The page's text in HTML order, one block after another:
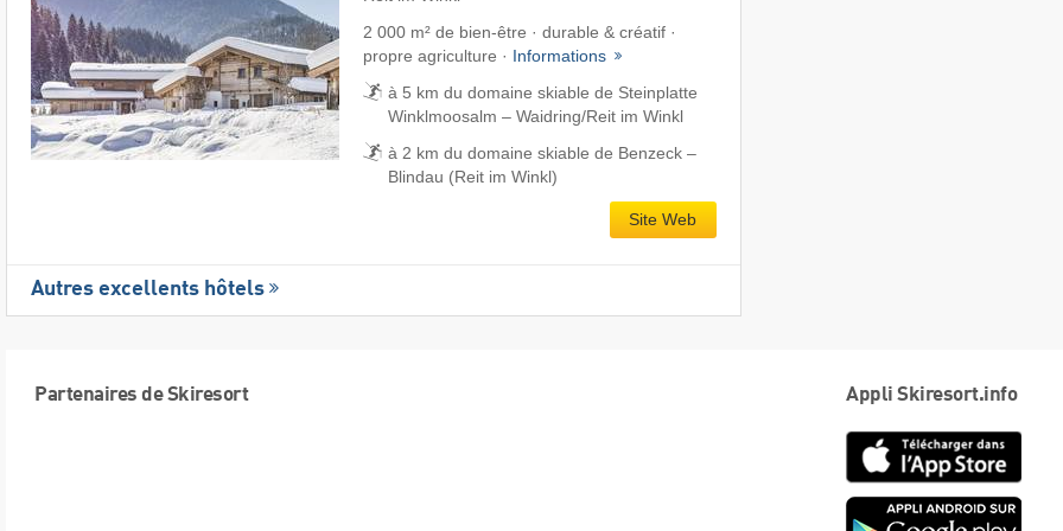
2 000 m² de bien-être · durable & créatif ·
propre agriculture · Informations
à 5 km du domaine skiable de Steinplatte
Winklmoosalm – Waidring/​Reit im Winkl
à 2 km du domaine skiable de Benzeck –
Blindau (Reit im Winkl)
Site Web
Autres excellents hôtels
Partenaires de Skiresort Appli Skiresort.info